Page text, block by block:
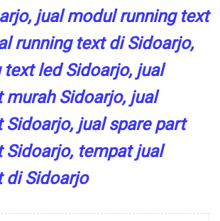
jual modul running text
running text di Sidoarjo,
text led Sidoarjo, jual
murah Sidoarjo, jual
Sidoarjo, jual spare part
Sidoarjo, tempat jual
di Sidoarjo